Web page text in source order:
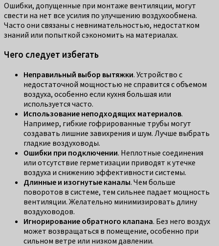
Ошибки, допущенные при монтаже вентиляции, могут
свести на нет все усилия по улучшению воздухообмена.
Часто они связаны с невнимательностью, недостатком
знаний или попыткой сэкономить на материалах.
Чего следует избегать
Неправильный выбор вытяжки. Устройство с
недостаточной мощностью не справится с объемом
воздуха, особенно если кухня большая или
используется часто.
Использование неподходящих материалов.
Например, гибкие гофрированные трубы могут
создавать лишние завихрения и шум. Лучше выбрать
гладкие воздуховоды.
Ошибки при подключении. Неплотные соединения
или отсутствие герметизации приводят к утечке
воздуха и снижению эффективности системы.
Длинные и изогнутые каналы. Чем больше
поворотов в системе, тем сильнее падает мощность
вентиляции. Желательно минимизировать длину
воздуховодов.
Игнорирование обратного клапана. Без него воздух
может возвращаться в помещение, особенно при
сильном ветре или низком давлении.